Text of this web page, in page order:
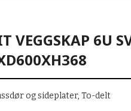
VEGGSKAP 6U
og sideplater, To-delt